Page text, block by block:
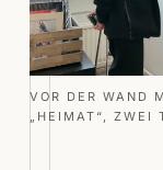
VOR DER WAND
„HEIMAT“, ZWEI